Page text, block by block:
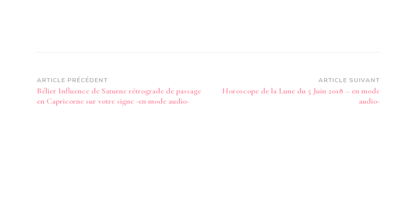
Navigation
d’article
ARTICLE PRÉCÉDENT
Bélier Influence de Saturne rétrograde de passage
en Capricorne sur votre signe -en mode audio-
ARTICLE SUIVANT
Horoscope de la Lune du 5 Juin 2018 – en mode
audio-